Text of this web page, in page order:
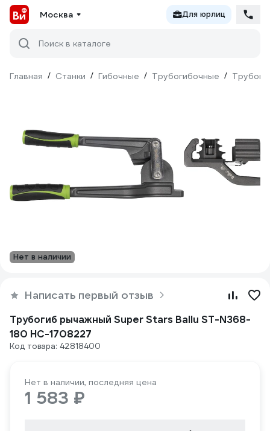
Москва Для юрлиц
Поиск в каталоге
Главная / Станки / Гибочные / Трубогибочные /
Нет в наличии
Написать первый отзыв
Трубогиб рычажный Super Stars Ballu ST-N368-
180 НС-1708227
Код товара: 42818400
Нет в наличии, последняя цена
1 583 ₽